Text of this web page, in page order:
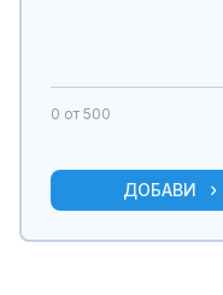
0 от 500
ДОБАВИ